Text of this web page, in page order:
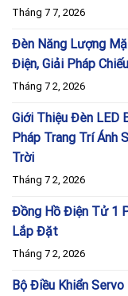
Tháng 7 7, 2026
Đèn Năng Lượng
Điện, Giải Pháp
Tháng 7 2, 2026
Giới Thiệu Đèn LED
Pháp Trang Trí Ánh
Trời
Tháng 7 2, 2026
Đồng Hồ Điện Tử 1
Lắp Đặt
Tháng 7 2, 2026
Bộ Điều Khiển